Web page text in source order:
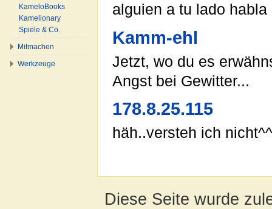
alguien a tu lado
Kamm-ehl
Jetzt, wo du es
Angst bei Gewitter...
178.8.25.115
häh..versteh ich nicht^^
KameloBooks
Kamelionary
Spiele & Co.
Mitmachen
Werkzeuge
Diese Seite wurde